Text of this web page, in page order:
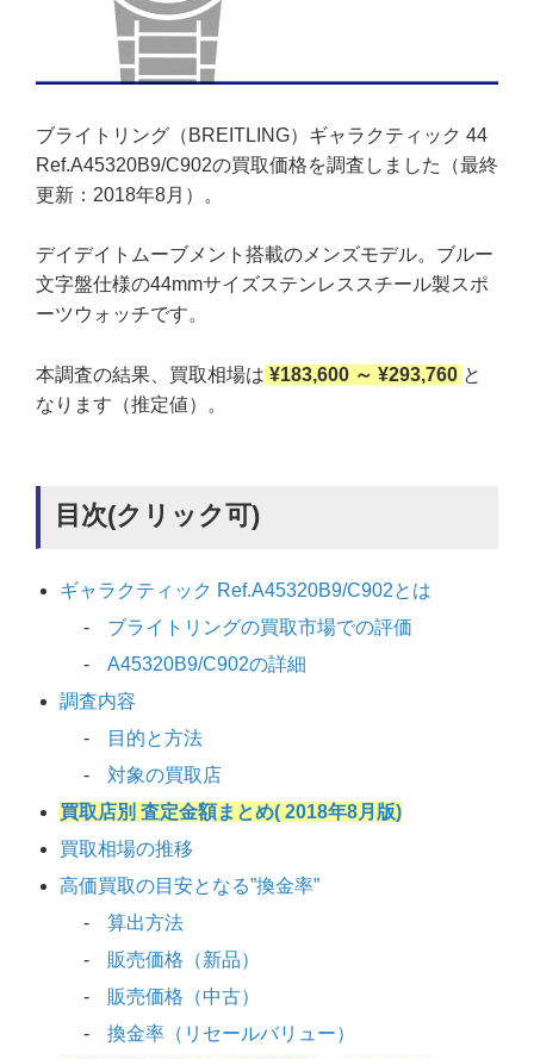
ブライトリング（BREITLING）ギャラクティック 44
Ref.A45320B9/C902の買取価格を調査しました（最終
更新：2018年8月）。
デイデイトムーブメント搭載のメンズモデル。ブルー
文字盤仕様の44mmサイズステンレススチール製スポ
ーツウォッチです。
本調査の結果、買取相場は ¥183,600 ～ ¥293,760 と
なります（推定値）。
目次(クリック可)
ギャラクティック Ref.A45320B9/C902とは
ブライトリングの買取市場での評価
A45320B9/C902の詳細
調査内容
目的と方法
対象の買取店
買取店別 査定金額まとめ( 2018年8月版)
買取相場の推移
高価買取の目安となる”換金率”
算出方法
販売価格（新品）
販売価格（中古）
換金率（リセールバリュー）